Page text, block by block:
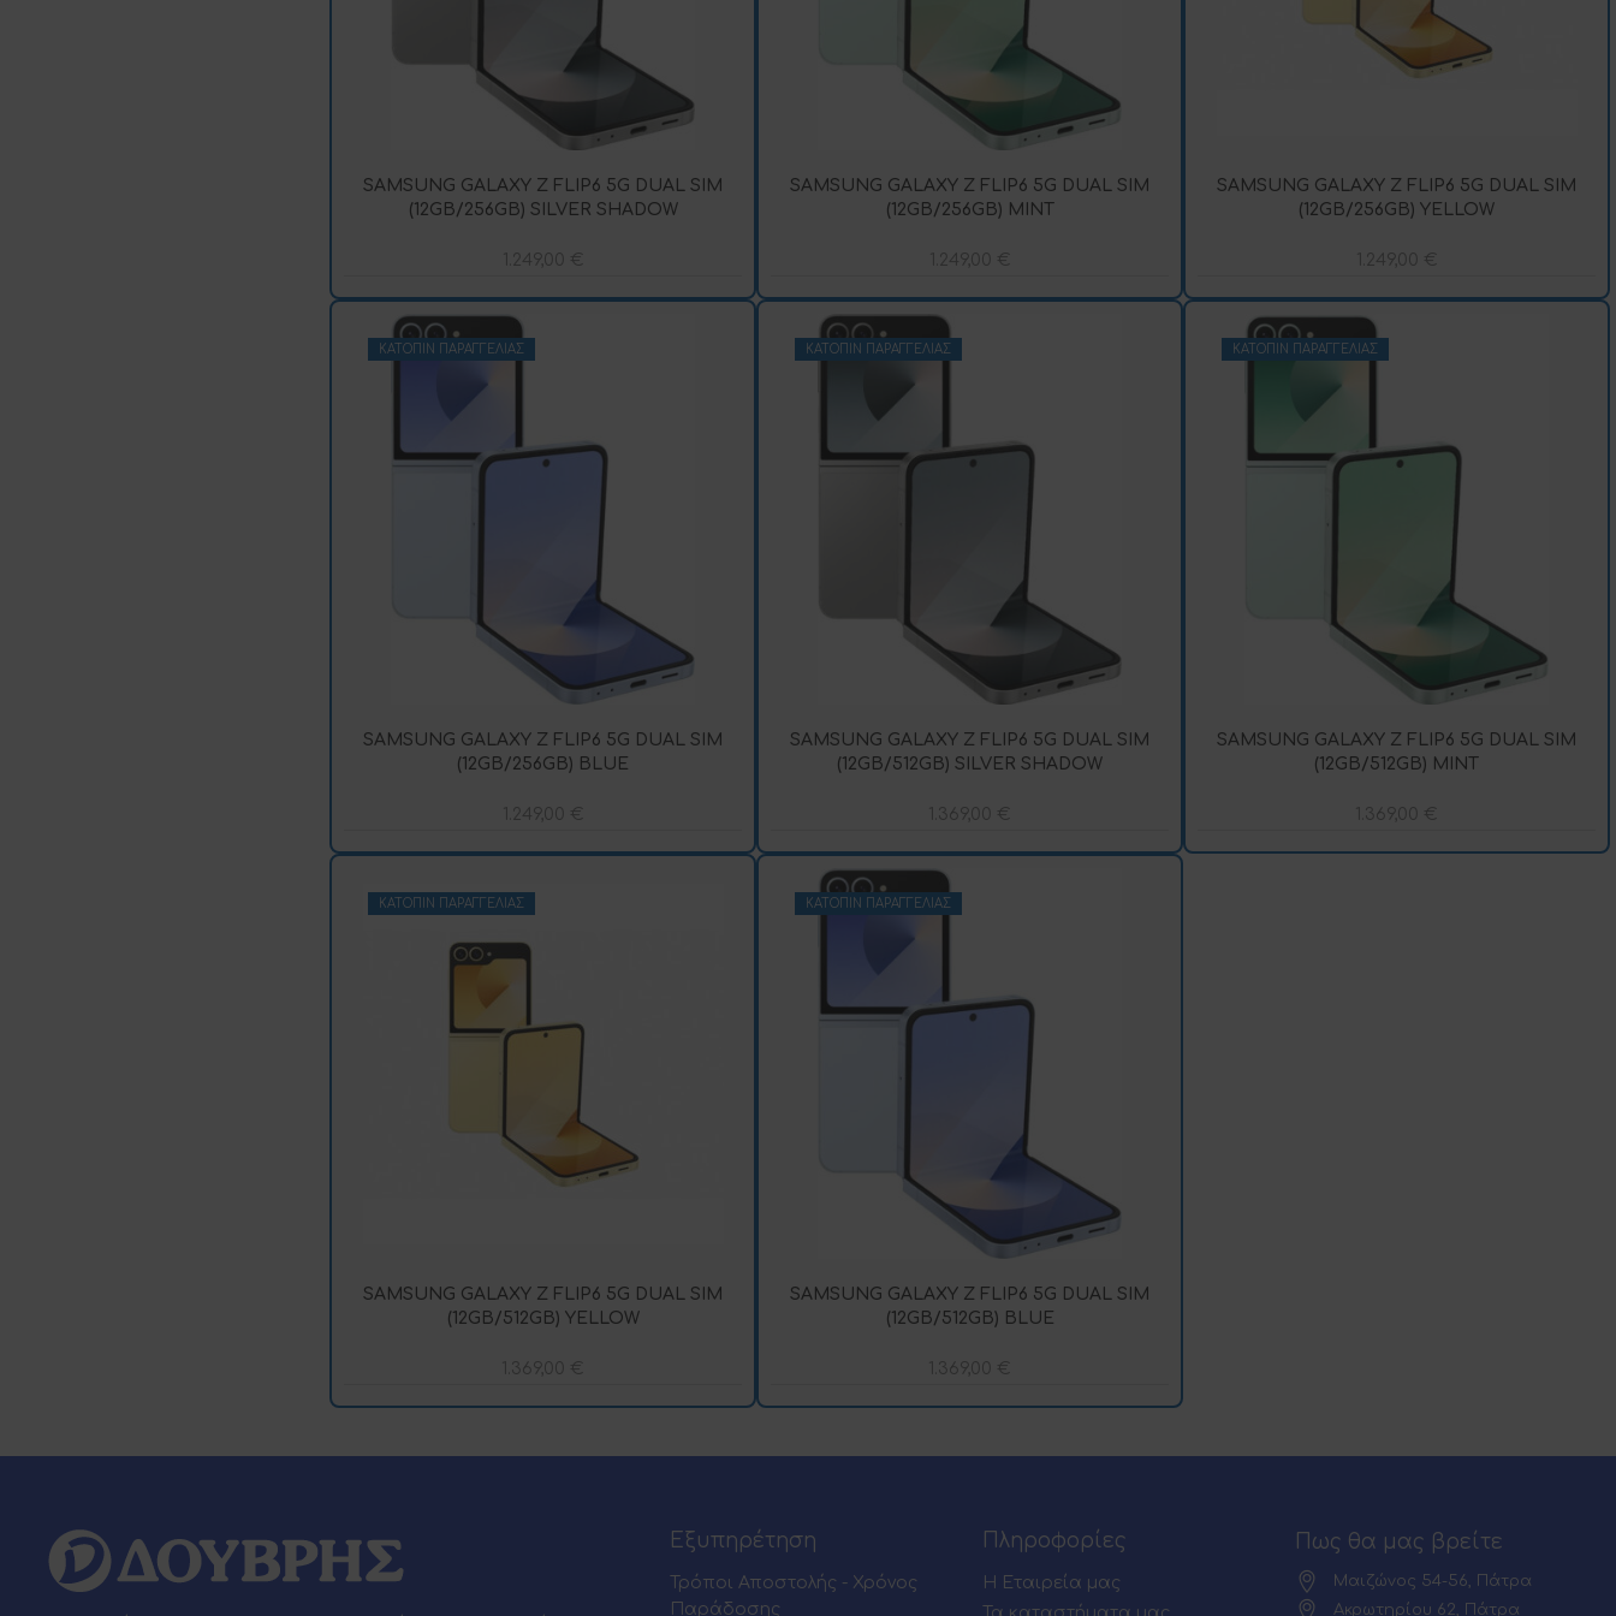
SAMSUNG GALAXY Z FLIP6 5G DUAL SIM
(12GB/256GB) SILVER SHADOW
1.249,00 €
SAMSUNG GALAXY Z FLIP6 5G DUAL SIM
(12GB/256GB) MINT
1.249,00 €
SAMSUNG GALAXY Z FLIP6 5G DUAL SIM
(12GB/256GB) YELLOW
1.249,00 €
ΚΑΤΌΠΙΝ ΠΑΡΑΓΓΕΛΊΑΣ
SAMSUNG GALAXY Z FLIP6 5G DUAL SIM
(12GB/256GB) BLUE
1.249,00 €
ΚΑΤΌΠΙΝ ΠΑΡΑΓΓΕΛΊΑΣ
SAMSUNG GALAXY Z FLIP6 5G DUAL SIM
(12GB/512GB) SILVER SHADOW
1.369,00 €
ΚΑΤΌΠΙΝ ΠΑΡΑΓΓΕΛΊΑΣ
SAMSUNG GALAXY Z FLIP6 5G DUAL SIM
(12GB/512GB) MINT
1.369,00 €
ΚΑΤΌΠΙΝ ΠΑΡΑΓΓΕΛΊΑΣ
SAMSUNG GALAXY Z FLIP6 5G DUAL SIM
(12GB/512GB) YELLOW
1.369,00 €
ΚΑΤΌΠΙΝ ΠΑΡΑΓΓΕΛΊΑΣ
SAMSUNG GALAXY Z FLIP6 5G DUAL SIM
(12GB/512GB) BLUE
1.369,00 €
Εξυπηρέτηση
Τρόποι Αποστολής - Χρόνος
Παράδοσης
Πληροφορίες
Η Εταιρεία μας
Πως θα μας βρείτε
Μαιζώνος 54-56, Πάτρα
Ακρωτηρίου 62, Πάτρα